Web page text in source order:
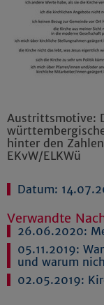
Austrittsmotive:
hinter den
EKvW/ELKWü
Datum:
Verwandte
26.06.2020:
05.11.2019:
und warum
02.05.2019: